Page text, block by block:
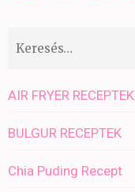
Keresés:
AIR FRYER RECEPTEK
BULGUR RECEPTEK
Chia Puding Recept